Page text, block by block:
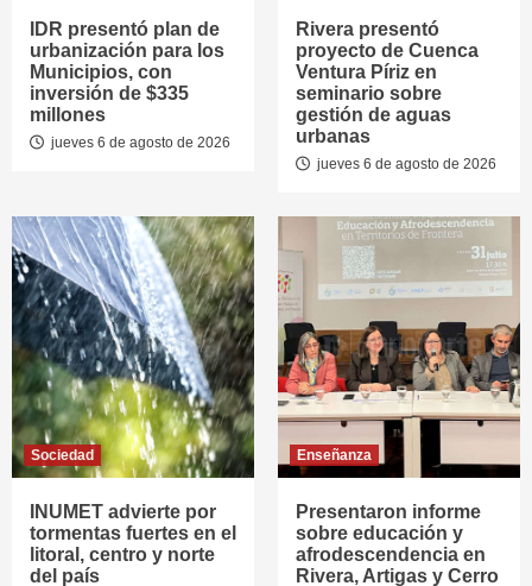
IDR presentó plan de
urbanización para los
Municipios, con
inversión de $335
millones
jueves 6 de agosto de 2026
Rivera presentó
proyecto de Cuenca
Ventura Píriz en
seminario sobre
gestión de aguas
urbanas
jueves 6 de agosto de 2026
Sociedad
INUMET advierte por
tormentas fuertes en el
litoral, centro y norte
del país
Enseñanza
Presentaron informe
sobre educación y
afrodescendencia en
Rivera, Artigas y Cerro